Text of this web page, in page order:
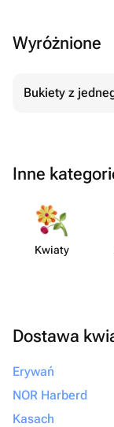
Wyróżnione
Bukiety z
Inne
Kwiaty
Dostawa
Erywań
NOR Harberd
Kasach